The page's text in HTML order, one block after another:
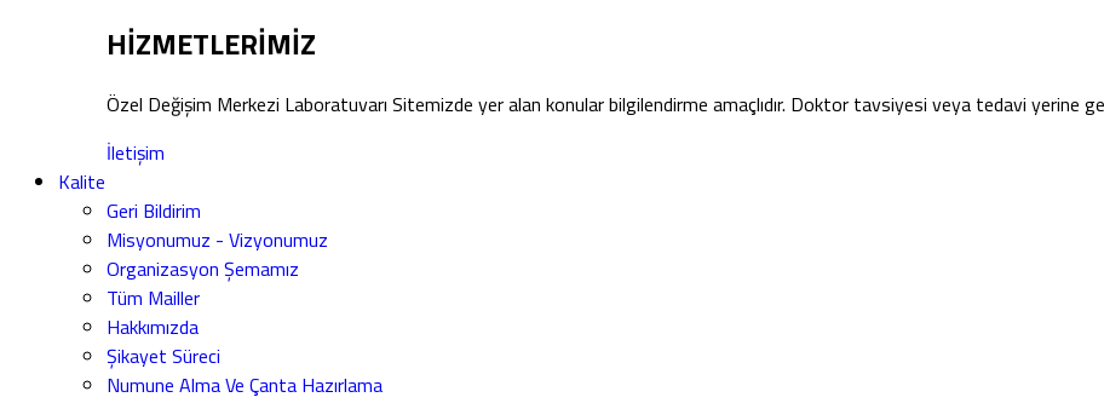
HİZMETLERİMİZ
Özel Değişim Merkezi Laboratuvarı Sitemizde yer alan konular bilgilendirme amaçlıdır. Doktor tavsiyesi veya tedavi yerine
İletişim
Kalite
Geri Bildirim
Misyonumuz - Vizyonumuz
Organizasyon Şemamız
Tüm Mailler
Hakkımızda
Şikayet Süreci
Numune Alma Ve Çanta Hazırlama